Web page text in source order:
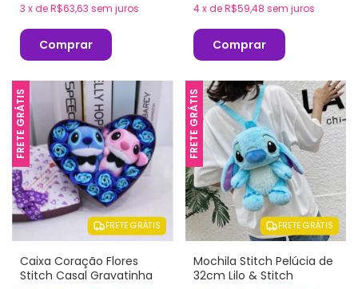
3 xdeR$63,63 sem juros
Comprar
4 xdeR$59,48 sem juros
Comprar
FRETE GRÁTIS
FRETE GRÁTIS
Caixa Coração Flores
Stitch Casal Gravatinha
FRETE GRÁTIS
FRETE GRÁTIS
Mochila Stitch Pelúcia de
32cm Lilo & Stitch